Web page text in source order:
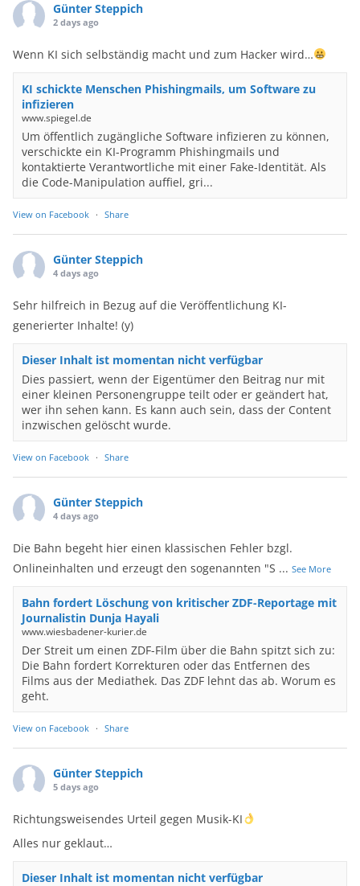
Günter Steppich
2 days ago
Wenn KI sich selbständig macht und zum Hacker wird…
KI schickte Menschen Phishingmails, um Software zu
infizieren
www.spiegel.de
Um öffentlich zugängliche Software infizieren zu können,
verschickte ein KI-Programm Phishingmails und
kontaktierte Verantwortliche mit einer Fake-Identität. Als
die Code-Manipulation auffiel, gri...
View on Facebook · Share
Günter Steppich
4 days ago
Sehr hilfreich in Bezug auf die Veröffentlichung KI-
generierter Inhalte! (y)
Dieser Inhalt ist momentan nicht verfügbar
Dies passiert, wenn der Eigentümer den Beitrag nur mit
einer kleinen Personengruppe teilt oder er geändert hat,
wer ihn sehen kann. Es kann auch sein, dass der Content
inzwischen gelöscht wurde.
View on Facebook · Share
Günter Steppich
4 days ago
Die Bahn begeht hier einen klassischen Fehler bzgl.
Onlineinhalten und erzeugt den sogenannten "S ... See More
Bahn fordert Löschung von kritischer ZDF-Reportage mit
Journalistin Dunja Hayali
www.wiesbadener-kurier.de
Der Streit um einen ZDF-Film über die Bahn spitzt sich zu:
Die Bahn fordert Korrekturen oder das Entfernen des
Films aus der Mediathek. Das ZDF lehnt das ab. Worum es
geht.
View on Facebook · Share
Günter Steppich
5 days ago
Richtungsweisendes Urteil gegen Musik-KI
Alles nur geklaut…
Dieser Inhalt ist momentan nicht verfügbar